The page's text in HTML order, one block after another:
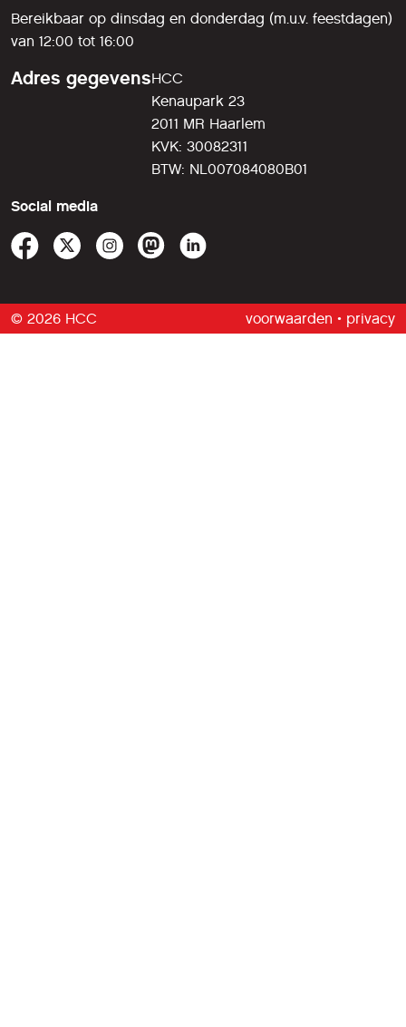
Bereikbaar op dinsdag en donderdag (m.u.v. feestdagen)
van 12:00 tot 16:00
Adres gegevensHCC
Kenaupark 23
2011 MR Haarlem
KVK: 30082311
BTW: NL007084080B01
Social media
© 2026 HCC voorwaarden • privacy